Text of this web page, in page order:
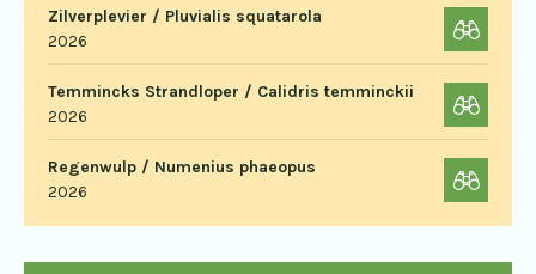
Zilverplevier / Pluvialis squatarola
2026
Temmincks Strandloper / Calidris temminckii
2026
Regenwulp / Numenius phaeopus
2026